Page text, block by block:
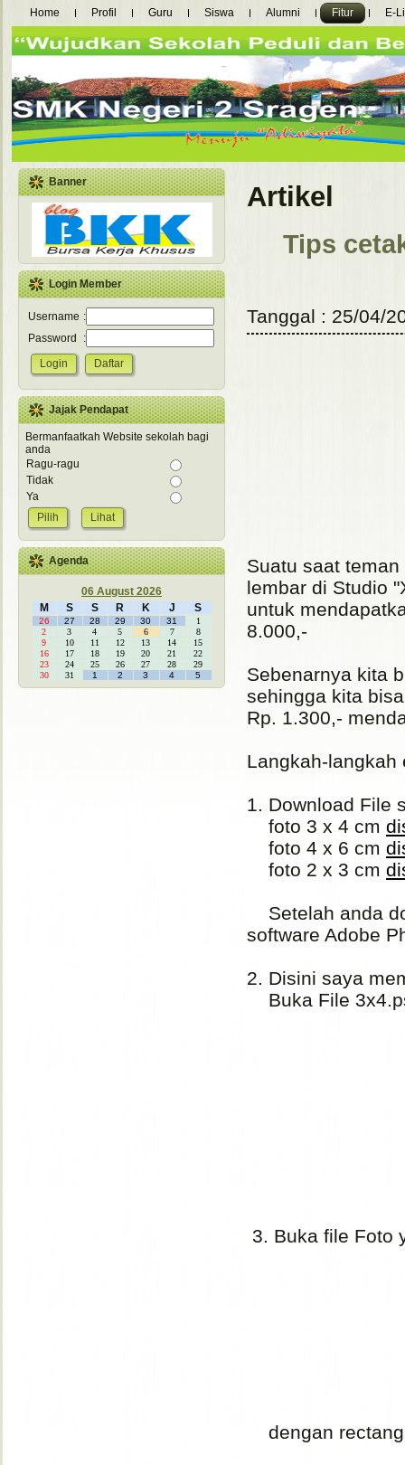
Home Profil Guru Siswa Alumni Fitur E-
Banner
Login Member
Username :
Password
:
Jajak Pendapat
Bermanfaatkah Website sekolah bagi
anda
Ragu-ragu
Tidak
Ya
Lihat
Agenda
06 August 2026
M
S S R K J S
26 27 28 29 30 31
1
2
3 4 5 6 7
8
9
10 11 12 13 14
15
16
17 18 19 20 21
22
23
24 25 26 27 28
29
30
31 1 2 3 4 5
Artikel
Tips
Tanggal : 25/04/
Suatu saat
lembar di Studio
untuk
8.000,-
Sebenarnya kita
sehingga kita
Rp. 1.300,-
Langkah-langkah
1. Download File
foto 3 x 4 cm
foto 4 x 6 cm
foto 2 x 3 cm
Setelah anda
software Adobe
2. Disini saya
Buka File
3. Buka file Foto
dengan